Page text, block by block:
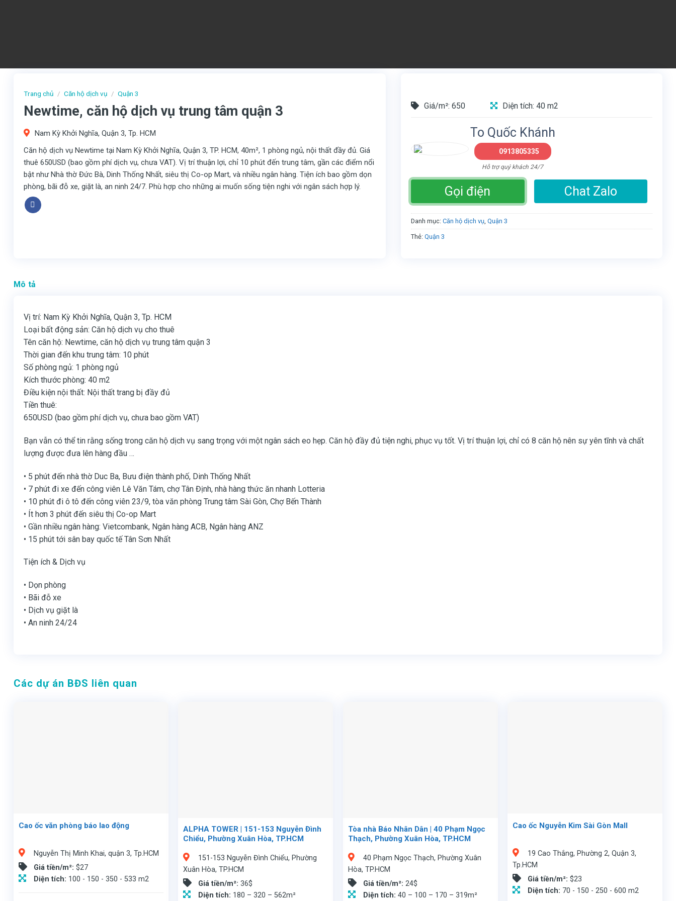
Trang chủ / Căn hộ dịch vụ / Quận 3
Newtime, căn hộ dịch vụ trung tâm quận 3
Nam Kỳ Khởi Nghĩa, Quận 3, Tp. HCM
Căn hộ dịch vụ Newtime tại Nam Kỳ Khởi Nghĩa, Quận 3, TP. HCM, 40m², 1 phòng ngủ, nội thất đầy đủ. Giá
thuê 650USD (bao gồm phí dịch vụ, chưa VAT). Vị trí thuận lợi, chỉ 10 phút đến trung tâm, gần các điểm nổi
bật như Nhà thờ Đức Bà, Dinh Thống Nhất, siêu thị Co-op Mart, và nhiều ngân hàng. Tiện ích bao gồm dọn
phòng, bãi đỗ xe, giặt là, an ninh 24/7. Phù hợp cho những ai muốn sống tiện nghi với ngân sách hợp lý.
Giá/m²: 650 Diện tích: 40 m2
To Quốc Khánh
0913805335
Hỗ trợ quý khách 24/7
Gọi điện Chat Zalo
Danh mục: Căn hộ dịch vụ, Quận 3
Thẻ: Quận 3
Mô tả
Vị trí: Nam Kỳ Khởi Nghĩa, Quận 3, Tp. HCM
Loại bất động sản: Căn hộ dịch vụ cho thuê
Tên căn hộ: Newtime, căn hộ dịch vụ trung tâm quận 3
Thời gian đến khu trung tâm: 10 phút
Số phòng ngủ: 1 phòng ngủ
Kích thước phòng: 40 m2
Điều kiện nội thất: Nội thất trang bị đầy đủ
Tiền thuê:
650USD (bao gồm phí dịch vụ, chưa bao gồm VAT)
Bạn vẫn có thể tin rằng sống trong căn hộ dịch vụ sang trọng với một ngân sách eo hẹp. Căn hộ đầy đủ tiện nghi, phục vụ tốt. Vị trí thuận lợi, chỉ có 8 căn hộ nên sự yên tĩnh và chất
lượng được đưa lên hàng đầu …
• 5 phút đến nhà thờ Duc Ba, Bưu điện thành phố, Dinh Thống Nhất
• 7 phút đi xe đến công viên Lê Văn Tám, chợ Tân Định, nhà hàng thức ăn nhanh Lotteria
• 10 phút đi ô tô đến công viên 23/9, tòa văn phòng Trung tâm Sài Gòn, Chợ Bến Thành
• Ít hơn 3 phút đến siêu thị Co-op Mart
• Gần nhiều ngân hàng: Vietcombank, Ngân hàng ACB, Ngân hàng ANZ
• 15 phút tới sân bay quốc tế Tân Sơn Nhất
Tiện ích & Dịch vụ
• Dọn phòng
• Bãi đỗ xe
• Dịch vụ giặt là
• An ninh 24/24
Các dự án BĐS liên quan
Cao ốc văn phòng báo lao động
Nguyễn Thị Minh Khai, quận 3, Tp.HCM
Giá tiền/m²: $27
Diện tích: 100 - 150 - 350 - 533 m2
ALPHA TOWER | 151-153 Nguyễn Đình
Chiểu, Phường Xuân Hòa, TP.HCM
151-153 Nguyễn Đình Chiểu, Phường
Xuân Hòa, TP.HCM
Giá tiền/m²:36$
Diện tích: 180 – 320 – 562m²
Tòa nhà Báo Nhân Dân | 40 Phạm Ngọc
Thạch, Phường Xuân Hòa, TP.HCM
40 Phạm Ngọc Thạch, Phường Xuân
Hòa, TP.HCM
Giá tiền/m²: 24$
Diện tích: 40 – 100 – 170 – 319m²
Cao ốc Nguyễn Kim Sài Gòn Mall
19 Cao Thắng, Phường 2, Quận 3,
Tp.HCM
Giá tiền/m²:$23
Diện tích: 70 - 150 - 250 - 600 m2